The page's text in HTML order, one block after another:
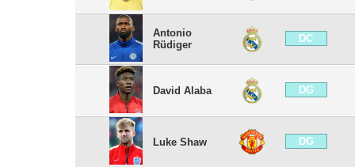
Antonio
Rüdiger
DC
David Alaba DG
Luke Shaw DG